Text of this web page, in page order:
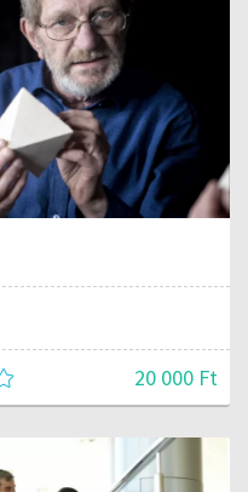
20 000 Ft